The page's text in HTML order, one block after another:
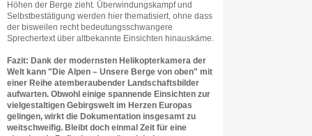
Höhen der Berge zieht. Überwindungskampf und
Selbstbestätigung werden hier thematisiert, ohne dass
der bisweilen recht bedeutungsschwangere
Sprechertext über altbekannte Einsichten hinauskäme.
Fazit: Dank der modernsten Helikopterkamera der
Welt kann "Die Alpen – Unsere Berge von oben" mit
einer Reihe atemberaubender Landschaftsbilder
aufwarten. Obwohl einige spannende Einsichten zur
vielgestaltigen Gebirgswelt im Herzen Europas
gelingen, wirkt die Dokumentation insgesamt zu
weitschweifig. Bleibt doch einmal Zeit für eine